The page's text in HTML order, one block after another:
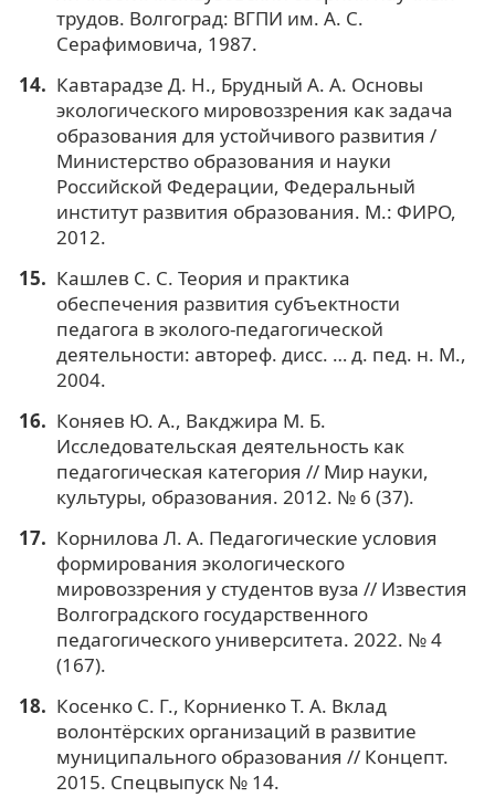
трудов. Волгоград: ВГПИ им. А. С.
Серафимовича, 1987.
Кавтарадзе Д. Н., Брудный А. А. Основы
экологического мировоззрения как задача
образования для устойчивого развития /
Министерство образования и науки
Российской Федерации, Федеральный
институт развития образования. М.: ФИРО,
2012.
Кашлев С. С. Теория и практика
обеспечения развития субъектности
педагога в эколого-педагогической
деятельности: автореф. дисс. … д. пед. н. М.,
2004.
Коняев Ю. А., Вакджира М. Б.
Исследовательская деятельность как
педагогическая категория // Мир науки,
культуры, образования. 2012. № 6 (37).
Корнилова Л. А. Педагогические условия
формирования экологического
мировоззрения у студентов вуза // Известия
Волгоградского государственного
педагогического университета. 2022. № 4
(167).
Косенко С. Г., Корниенко Т. А. Вклад
волонтёрских организаций в развитие
муниципального образования // Концепт.
2015. Спецвыпуск № 14.